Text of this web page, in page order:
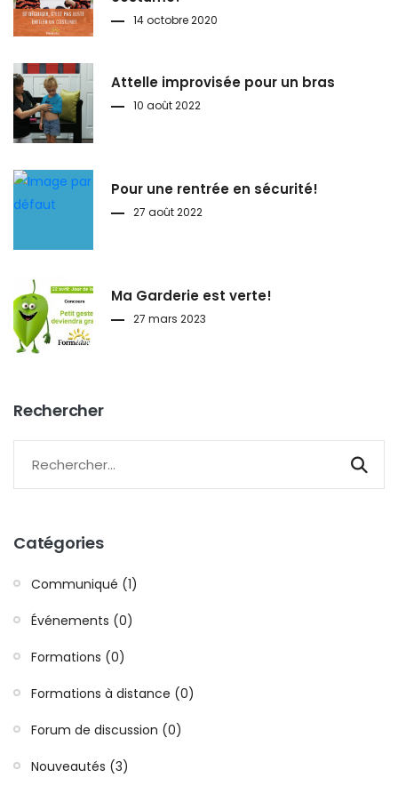
14 octobre 2020
Attelle improvisée pour un bras
10 août 2022
Pour une rentrée en sécurité!
27 août 2022
Ma Garderie est verte!
27 mars 2023
Rechercher
Catégories
Communiqué (1)
Événements (0)
Formations (0)
Formations à distance (0)
Forum de discussion (0)
Nouveautés (3)